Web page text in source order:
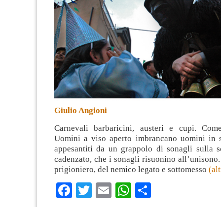
Giulio Angioni
Carnevali barbaricini, austeri e cupi.
Uomini a viso aperto imbrancano uomini in
appesantiti da un grappolo di sonagli sulla
cadenzato, che i sonagli risuonino
prigioniero, del nemico legato e sottomesso
Facebook
TwitterEmailWhatsApp